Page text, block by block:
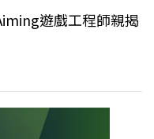
遊戲工程師親揭